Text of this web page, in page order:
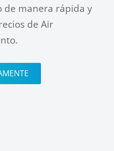
manera rápida y
de Air